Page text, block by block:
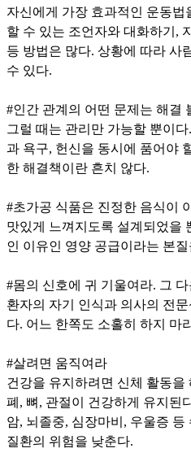
자신에게 가장 효과적인 운동법
할 수 있는 조언자와 대화하기,
등 방법은 많다. 상황에 따라 사
수 있다.
#인간 관계의 어떤 문제는 해결
그럴 때는 관리만 가능할 뿐이
과 욕구, 헌신을 동시에 품어야
한 해결책이란 흔치 않다.
#초가공 식품은 진정한 음식이
맛있게 느껴지도록 설계되었을
인 이유인 영양 공급이라는 본
#몸의 신호에 귀 기울여라. 그
환자의 자기 인식과 의사의 전
다. 어느 한쪽도 소홀히 하지 마
#살려면 움직여라
건강을 유지하려면 신체 활동을
폐, 뼈, 관절이 건강하게 유지된
암, 뇌졸중, 심장마비, 우울증
질환의 위험을 낮춘다.